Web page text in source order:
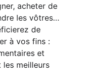
acheter de
les vôtres…
de
à vos fins :
et
meilleurs